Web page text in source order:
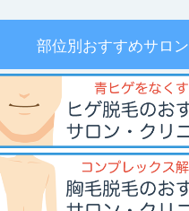
部位別おすすめサロン